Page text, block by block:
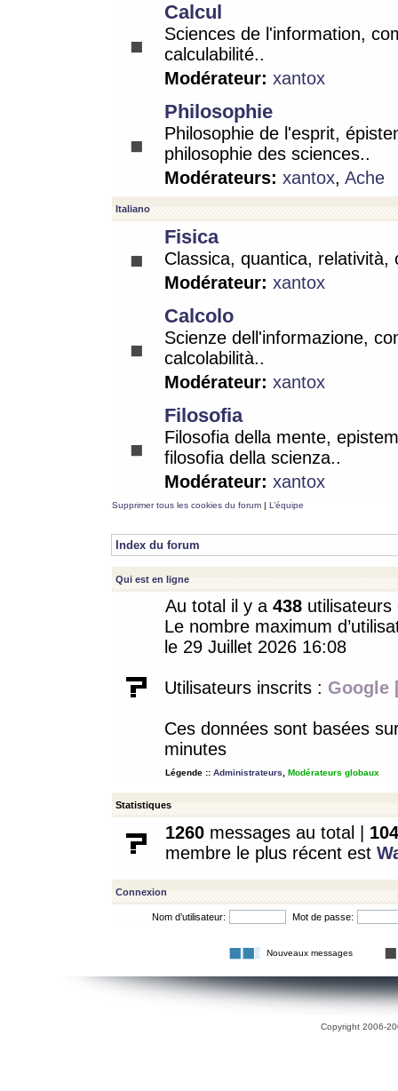
Calcul
Sciences de l'information,
calculabilité..
Modérateur: xantox
Philosophie
Philosophie de l'esprit,
philosophie des sciences..
Modérateurs: xantox, Ache
Italiano
Fisica
Classica, quantica, relatività,
Modérateur: xantox
Calcolo
Scienze dell'informazione,
calcolabilità..
Modérateur: xantox
Filosofia
Filosofia della mente,
filosofia della scienza..
Modérateur: xantox
Supprimer tous les cookies du forum | L’équipe
Index du forum
Qui est en ligne
Au total il y a 438
Le nombre maximum
le 29 Juillet 2026 16:08
Utilisateurs inscrits : Google
Ces données sont basées
minutes
Légende :: Administrateurs Modérateurs globaux
Statistiques
1260 messages au total | 104
membre le plus récent est
Connexion
Nom d’utilisateur: Mot de passe:
Nouveaux messages
Copyright 2006-